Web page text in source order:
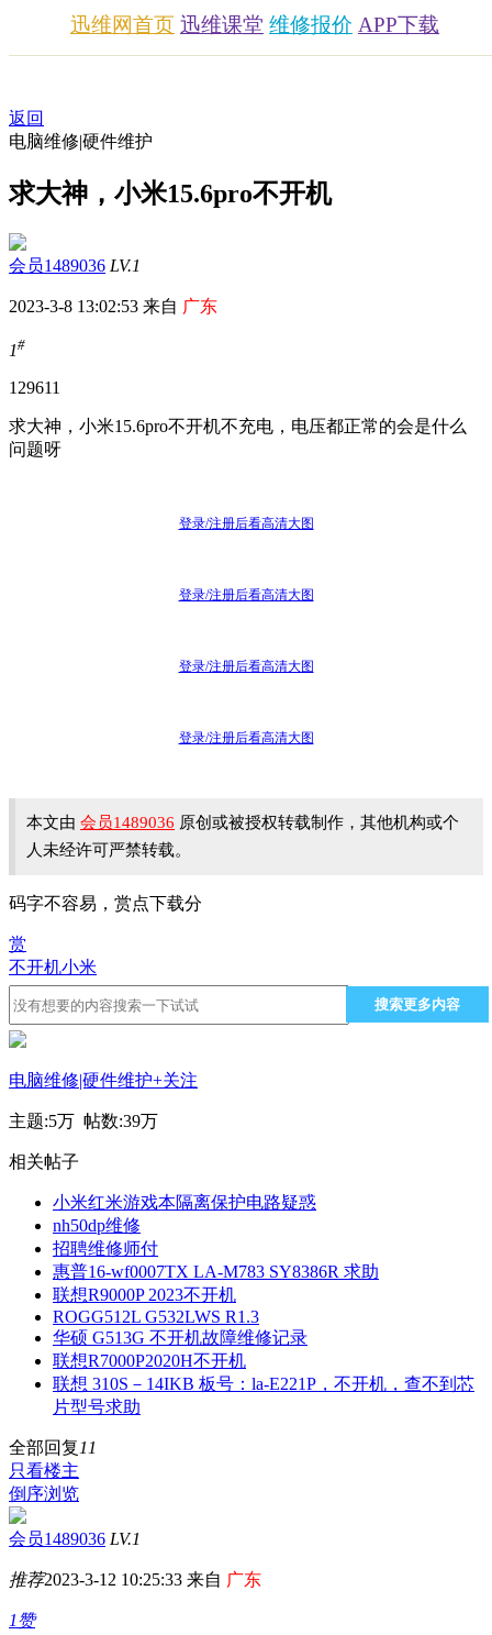
迅维网首页 迅维课堂 维修报价 APP下载
返回
电脑维修|硬件维护
求大神，小米15.6pro不开机
会员1489036 LV.1
2023-3-8 13:02:53 来自 广东
1#
129611
求大神，小米15.6pro不开机不充电，电压都正常的会是什么
问题呀
登录/注册后看高清大图
登录/注册后看高清大图
登录/注册后看高清大图
登录/注册后看高清大图
本文由 会员1489036 原创或被授权转载制作，其他机构或个
人未经许可严禁转载。
码字不容易，赏点下载分
赏
不开机小米
搜索更多内容
电脑维修|硬件维护+关注
主题:5万 帖数:39万
相关帖子
小米红米游戏本隔离保护电路疑惑
nh50dp维修
招聘维修师付
惠普16-wf0007TX LA-M783 SY8386R 求助
联想R9000P 2023不开机
ROGG512L G532LWS R1.3
华硕 G513G 不开机故障维修记录
联想R7000P2020H不开机
联想 310S－14IKB 板号：la-E221P，不开机，查不到芯
片型号求助
全部回复 11
只看楼主
倒序浏览
会员1489036 LV.1
推荐2023-3-12 10:25:33 来自 广东
1赞